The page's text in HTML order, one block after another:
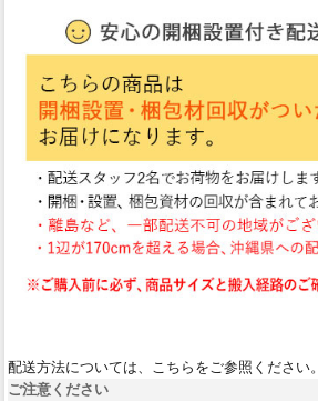
配送方法については、こちらをご参照ください。
ご注意ください